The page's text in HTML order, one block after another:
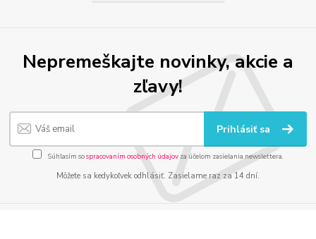
Nepremeškajte novinky, akcie a
zľavy!
Prihlásiť sa
Súhlasím sospracovaním osobných údajov za účelom zasielania newslettera.
Môžete sa kedykoľvek odhlásiť. Zasielame raz za 14 dní.